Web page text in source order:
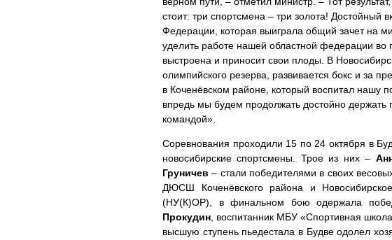
стоит: три спортсмена – три золота! Достойный
Федерации, которая выиграла общий зачет на
уделить работе нашей областной федерации во
выстроена и приносит свои плоды. В
олимпийского резерва, развивается бокс и за
в Коченёвском районе, который воспитал нашу
впредь мы будем продолжать достойно держать
командой».
Соревнования проходили 15 по 24 октября в
новосибирские спортсмены. Трое из них –
Груничев – стали победителями в своих
ДЮСШ Коченёвского района и
(НУ(К)ОР), в финальном бою одержала
Прокудин , воспитанник МБУ «Спортивная
высшую ступень пьедестала в Будве одолел